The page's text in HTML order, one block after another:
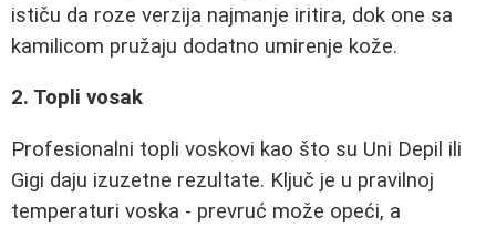
ističu da roze verzija najmanje iritira, dok one sa
kamilicom pružaju dodatno umirenje kože.
2. Topli vosak
Profesionalni topli voskovi kao što su Uni Depil ili
Gigi daju izuzetne rezultate. Ključ je u pravilnoj
temperaturi voska - prevruć može opeći, a